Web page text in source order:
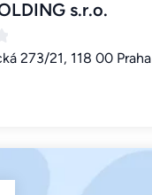
s.r.o.
273/21, 118 00 Praha